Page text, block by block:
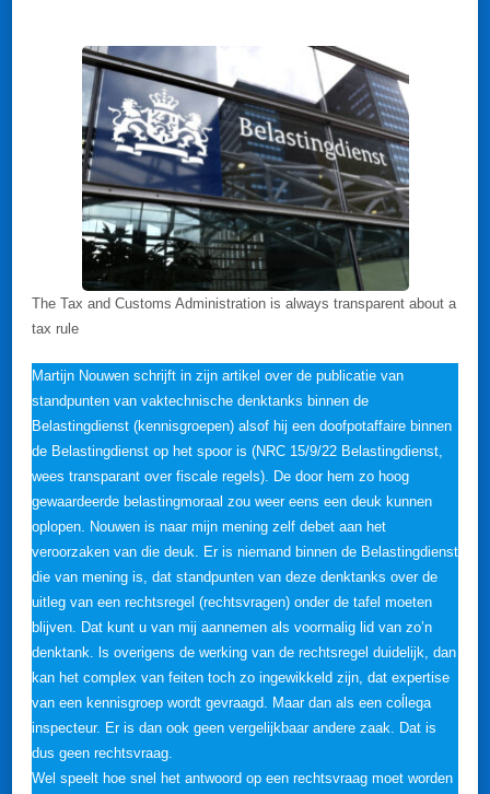
The Tax and Customs Administration is always transparent about a
tax rule
Martijn Nouwen schrijft in zijn artikel over de publicatie van
standpunten van vaktechnische denktanks binnen de
Belastingdienst (kennisgroepen) alsof hij een doofpotaffaire binnen
de Belastingdienst op het spoor is (NRC 15/9/22 Belastingdienst,
wees transparant over fiscale regels). De door hem zo hoog
gewaardeerde belastingmoraal zou weer eens een deuk kunnen
oplopen. Nouwen is naar mijn mening zelf debet aan het
veroorzaken van die deuk. Er is niemand binnen de Belastingdienst
die van mening is, dat standpunten van deze denktanks over de
uitleg van een rechtsregel (rechtsvragen) onder de tafel moeten
blijven. Dat kunt u van mij aannemen als voormalig lid van zo’n
denktank. ls overigens de werking van de rechtsregel duidelijk, dan
kan het complex van feiten toch zo ingewikkeld zijn, dat expertise
van een kennisgroep wordt gevraagd. Maar dan als een coĺlega
inspecteur. Er is dan ook geen vergelijkbaar andere zaak. Dat is
dus geen rechtsvraag.
Wel speelt hoe snel het antwoord op een rechtsvraag moet worden